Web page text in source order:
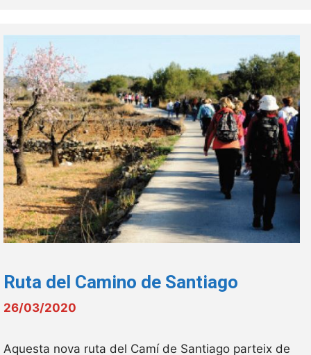
Ruta del Camino de Santiago
26/03/2020
Aquesta nova ruta del Camí de Santiago parteix de